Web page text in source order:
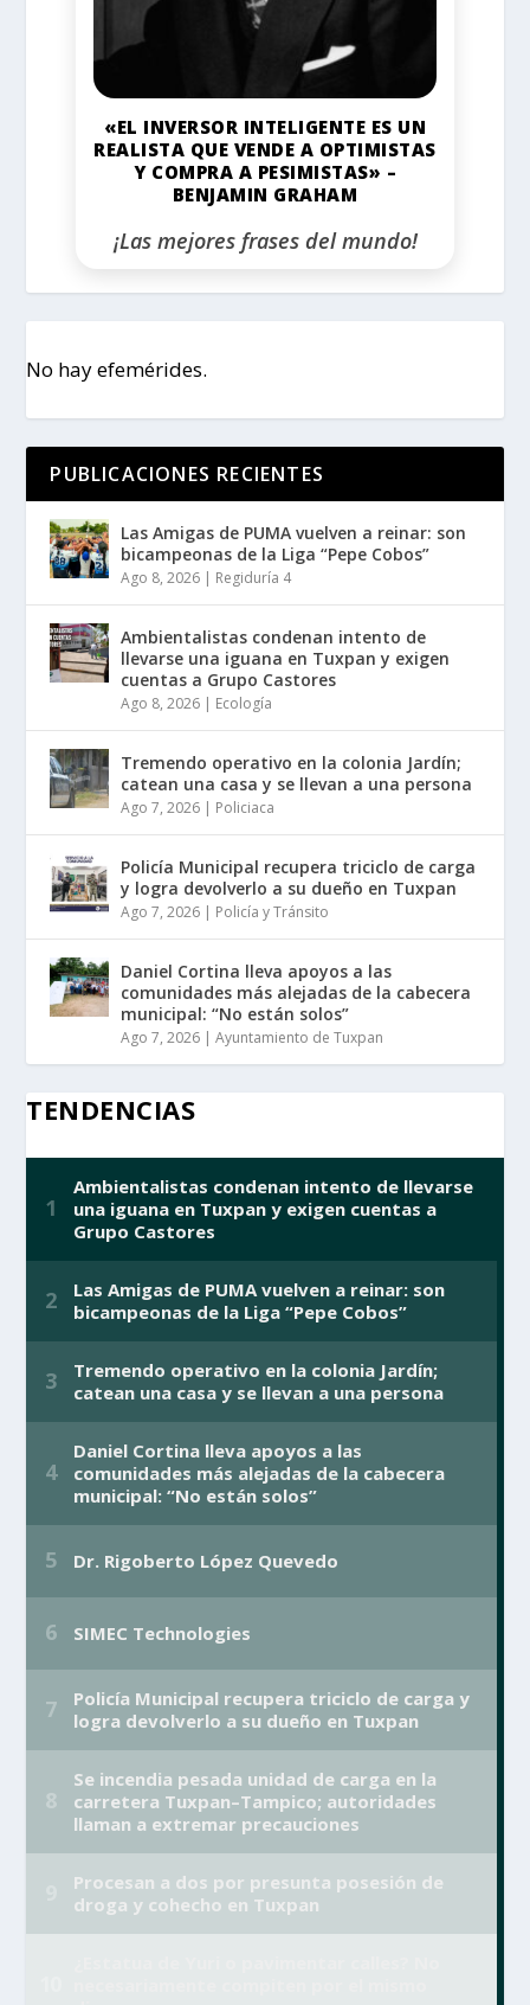
«EL INVERSOR INTELIGENTE ES UN
REALISTA QUE VENDE A OPTIMISTAS
Y COMPRA A PESIMISTAS» –
BENJAMIN GRAHAM
¡Las mejores frases del mundo!
No hay efemérides.
PUBLICACIONES RECIENTES
Las Amigas de PUMA vuelven a reinar: son
bicampeonas de la Liga “Pepe Cobos”
Ago 8, 2026 | Regiduría 4
Ambientalistas condenan intento de
llevarse una iguana en Tuxpan y exigen
cuentas a Grupo Castores
Ago 8, 2026 | Ecología
Tremendo operativo en la colonia Jardín;
catean una casa y se llevan a una persona
Ago 7, 2026 | Policiaca
Policía Municipal recupera triciclo de carga
y logra devolverlo a su dueño en Tuxpan
Ago 7, 2026 | Policía y Tránsito
Daniel Cortina lleva apoyos a las
comunidades más alejadas de la cabecera
municipal: “No están solos”
Ago 7, 2026 |Ayuntamiento de Tuxpan
TENDENCIAS